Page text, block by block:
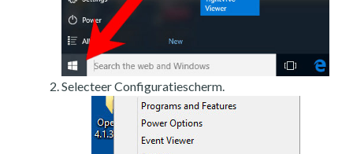
Selecteer Configuratiescherm.